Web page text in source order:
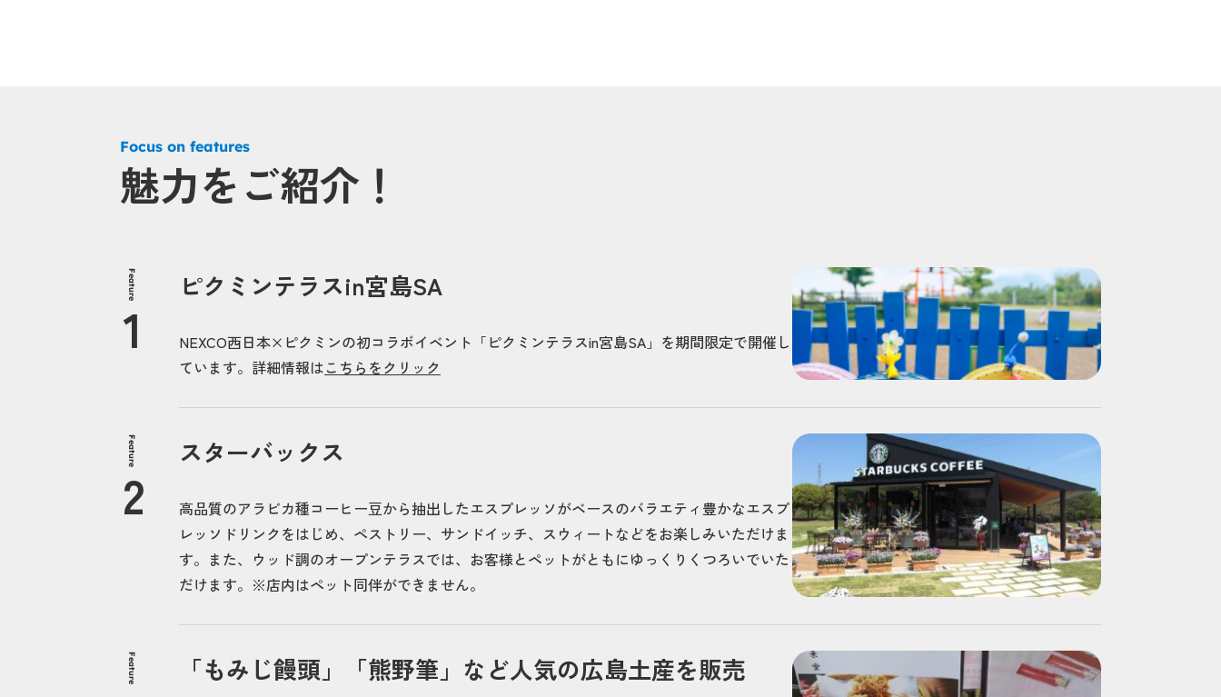
Focus on features
魅力をご紹介！
Feature ピクミンテラスin宮島SA
NEXCO西日本×ピクミンの初コラボイベント「ピクミンテラスin宮島SA」を期間限定で開催し
ています。詳細情報はこちらをクリック
Feature スターバックス
高品質のアラビカ種コーヒー豆から抽出したエスプレッソがベースのバラエティ豊かなエスプ
レッソドリンクをはじめ、ペストリー、サンドイッチ、スウィートなどをお楽しみいただけま
す。また、ウッド調のオープンテラスでは、お客様とペットがともにゆっくりくつろいでいた
だけます。※店内はペット同伴ができません。
Feature 「もみじ饅頭」「熊野筆」など人気の広島土産を販売